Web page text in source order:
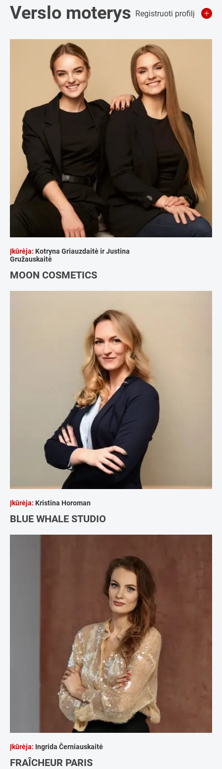
Verslo moterys Registruoti profilį
Įkūrėja: Kotryna Griauzdaitė ir Justina
Gružauskaitė
MOON COSMETICS
Įkūrėja: Kristina Horoman
BLUE WHALE STUDIO
Įkūrėja: Ingrida Černiauskaitė
FRAÎCHEUR PARIS